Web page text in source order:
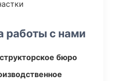
работы с нами
бюро